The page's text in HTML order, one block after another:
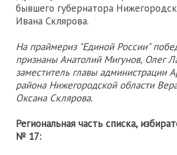
бывшего губернатора
Ивана Склярова.
На праймериз "Единой России"
признаны Анатолий Мигунов, Олег
заместитель главы администрации
района Нижегородской области
Оксана Склярова.
Региональная часть списка,
№ 17: